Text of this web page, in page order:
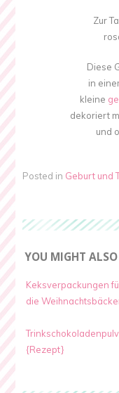
Zur
Diese
in
kleine
dekoriert
und
Posted in Geburt und
YOU MIGHT
Keksverpackungen
die
{Rezept}